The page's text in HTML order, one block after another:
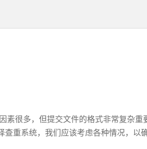
很多，但提交文件的格式非常复杂重
重系统，我们应该考虑各种情况，以